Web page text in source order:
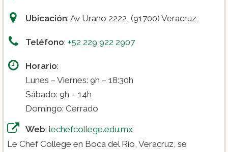
Ubicación: Av Urano 2222, (91700) Veracruz
Teléfono: +52 229 922 2907
Horario:
Lunes – Viernes: 9h – 18:30h
Sábado: 9h – 14h
Domingo: Cerrado
Web: lechefcollege.edu.mx
Le Chef College en Boca del Río, Veracruz, se